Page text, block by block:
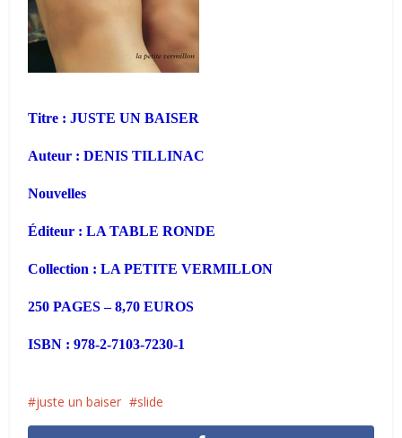
Titre : JUSTE UN BAISER
Auteur : DENIS TILLINAC
Nouvelles
Éditeur : LA TABLE RONDE
Collection : LA PETITE VERMILLON
250 PAGES – 8,70 EUROS
ISBN : 978-2-7103-7230-1
juste un baiser slide